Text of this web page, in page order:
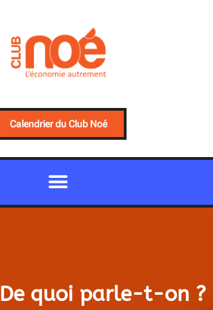
Calendrier du Club Noé
De quoi parle-t-on ?